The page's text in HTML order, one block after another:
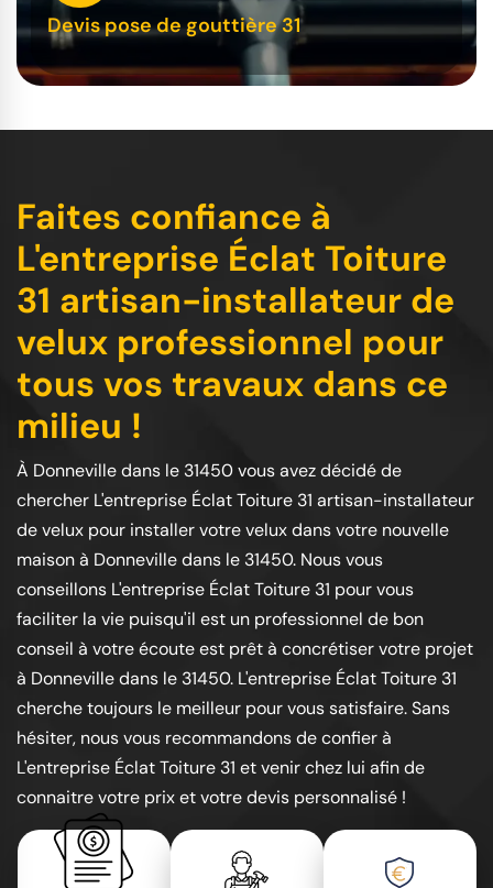
Devis pose de gouttière 31
Faites confiance à
L'entreprise Éclat Toiture
31 artisan-installateur de
velux professionnel pour
tous vos travaux dans ce
milieu !
À Donneville dans le 31450 vous avez décidé de
chercher L'entreprise Éclat Toiture 31 artisan-installateur
de velux pour installer votre velux dans votre nouvelle
maison à Donneville dans le 31450. Nous vous
conseillons L'entreprise Éclat Toiture 31 pour vous
faciliter la vie puisqu'il est un professionnel de bon
conseil à votre écoute est prêt à concrétiser votre projet
à Donneville dans le 31450. L'entreprise Éclat Toiture 31
cherche toujours le meilleur pour vous satisfaire. Sans
hésiter, nous vous recommandons de confier à
L'entreprise Éclat Toiture 31 et venir chez lui afin de
connaitre votre prix et votre devis personnalisé !